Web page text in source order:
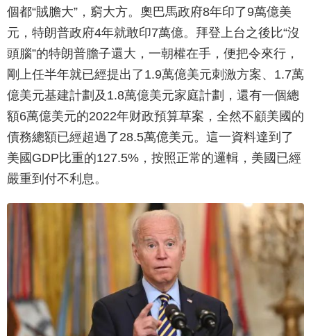
個都“賊膽大”，窮大方。奧巴馬政府8年印了9萬億美
元，特朗普政府4年就敢印7萬億。拜登上台之後比“沒
頭腦”的特朗普膽子還大，一朝權在手，便把令來行，
剛上任半年就已經提出了1.9萬億美元刺激方案、1.7萬
億美元基建計劃及1.8萬億美元家庭計劃，還有一個總
額6萬億美元的2022年财政預算草案，全然不顧美國的
債務總額已經超過了28.5萬億美元。這一資料達到了
美國GDP比重的127.5%，按照正常的邏輯，美國已經
嚴重到付不利息。